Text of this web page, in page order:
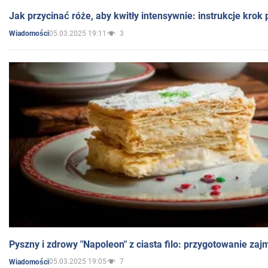
Jak przycinać róże, aby kwitły intensywnie: instrukcje krok
Wiadomości05.03.2025 19:11 3
Pyszny i zdrowy "Napoleon" z ciasta filo: przygotowanie
Wiadomości05.03.2025 19:05 7